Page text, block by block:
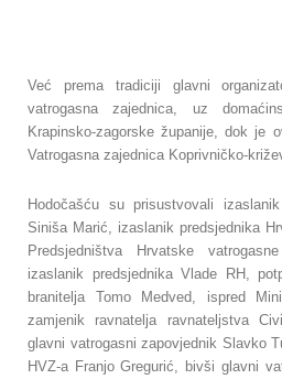
Već prema tradiciji glavni
vatrogasna zajednica, uz
Krapinsko-zagorske županije, dok je
Vatrogasna zajednica Koprivničko-
Hodočašću su prisustvovali
Siniša Marić, izaslanik predsjednika
Predsjedništva Hrvatske
izaslanik predsjednika Vlade RH,
branitelja Tomo Medved, ispred
zamjenik ravnatelja ravnateljstva
glavni vatrogasni zapovjednik Slavko
HVZ-a Franjo Gregurić, bivši glavni